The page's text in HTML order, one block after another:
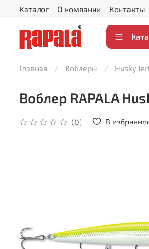
Каталог О компании Контакты
Главная Воблеры Husky
Воблер RAPALA
(0) В